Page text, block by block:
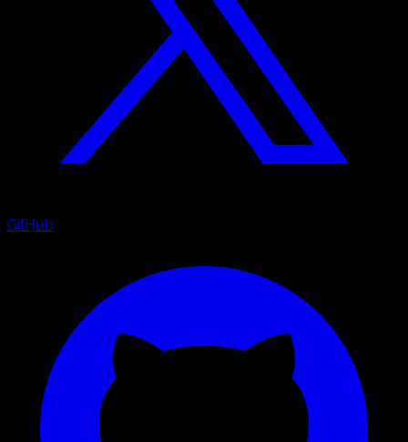
GitHub